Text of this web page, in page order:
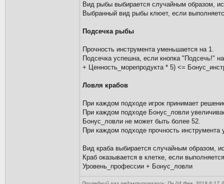
Вид рыбы выбирается случайным образом,
Выбранный вид рыбы клюет, если
Подсечка рыбы
Прочность инструмента уменьшается на 1.
Подсечка успешна, если кнопка "Подсечь!"
+ Ценность_морепродукта * 5) <=
Ловля крабов
При каждом подходе игрок принимает
При каждом подходе Бонус_ловли
Бонус_ловли не может быть более 52.
При каждом подходе прочность инструмента
Вид краба выбирается случайным образом,
Краб оказывается в клетке, если
Уровень_профессии + Бонус_ловли